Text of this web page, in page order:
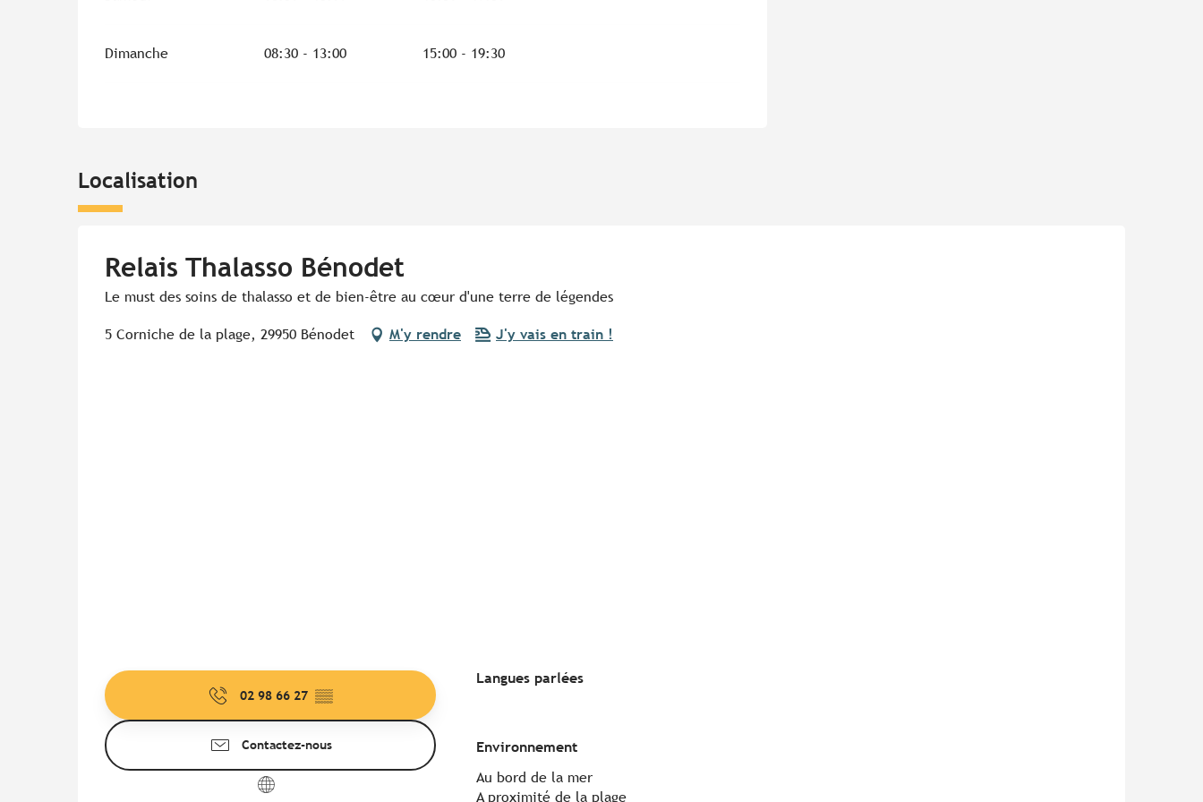
Dimanche 08:30 - 13:00 15:00 - 19:30
Localisation
Relais Thalasso Bénodet
Le must des soins de thalasso et de bien-être au cœur d'une terre de légendes
5 Corniche de la plage, 29950 Bénodet M'y rendre J'y vais en train !
02 98 66 27 ▒▒
Contactez-nous
Langues parlées
Langues parlées
Environnement
Environnement
Au bord de la mer
A proximité de la plage